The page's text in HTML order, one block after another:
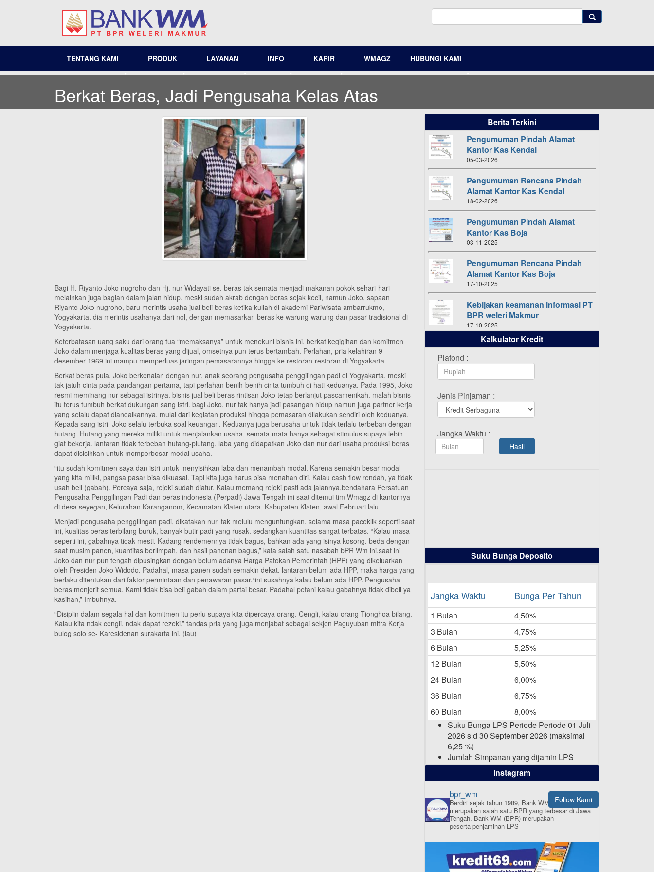
TENTANG KAMI PRODUK LAYANAN INFO KARIR WMAGZ HUBUNGI KAMI
Berkat Beras, Jadi Pengusaha Kelas Atas
Bagi H. Riyanto Joko nugroho dan Hj. nur Widayati se, beras tak semata menjadi makanan pokok sehari-hari
melainkan juga bagian dalam jalan hidup. meski sudah akrab dengan beras sejak kecil, namun Joko, sapaan
Riyanto Joko nugroho, baru merintis usaha jual beli beras ketika kuliah di akademi Pariwisata ambarrukmo,
Yogyakarta. dia merintis usahanya dari nol, dengan memasarkan beras ke warung-warung dan pasar tradisional di
Yogyakarta.
Keterbatasan uang saku dari orang tua “memaksanya” untuk menekuni bisnis ini. berkat kegigihan dan komitmen
Joko dalam menjaga kualitas beras yang dijual, omsetnya pun terus bertambah. Perlahan, pria kelahiran 9
desember 1969 ini mampu memperluas jaringan pemasarannya hingga ke restoran-restoran di Yogyakarta.
Berkat beras pula, Joko berkenalan dengan nur, anak seorang pengusaha penggilingan padi di Yogyakarta. meski
tak jatuh cinta pada pandangan pertama, tapi perlahan benih-benih cinta tumbuh di hati keduanya. Pada 1995, Joko
resmi meminang nur sebagai istrinya. bisnis jual beli beras rintisan Joko tetap berlanjut pascamenikah. malah bisnis
itu terus tumbuh berkat dukungan sang istri. bagi Joko, nur tak hanya jadi pasangan hidup namun juga partner kerja
yang selalu dapat diandalkannya. mulai dari kegiatan produksi hingga pemasaran dilakukan sendiri oleh keduanya.
Kepada sang istri, Joko selalu terbuka soal keuangan. Keduanya juga berusaha untuk tidak terlalu terbeban dengan
hutang. Hutang yang mereka miliki untuk menjalankan usaha, semata-mata hanya sebagai stimulus supaya lebih
giat bekerja. lantaran tidak terbeban hutang-piutang, laba yang didapatkan Joko dan nur dari usaha produksi beras
dapat disisihkan untuk memperbesar modal usaha.
“itu sudah komitmen saya dan istri untuk menyisihkan laba dan menambah modal. Karena semakin besar modal
yang kita miliki, pangsa pasar bisa dikuasai. Tapi kita juga harus bisa menahan diri. Kalau cash flow rendah, ya tidak
usah beli (gabah). Percaya saja, rejeki sudah diatur. Kalau memang rejeki pasti ada jalannya,bendahara Persatuan
Pengusaha Penggilingan Padi dan beras indonesia (Perpadi) Jawa Tengah ini saat ditemui tim Wmagz di kantornya
di desa seyegan, Kelurahan Karanganom, Kecamatan Klaten utara, Kabupaten Klaten, awal Februari lalu.
Menjadi pengusaha penggilingan padi, dikatakan nur, tak melulu menguntungkan. selama masa paceklik seperti saat
ini, kualitas beras terbilang buruk, banyak butir padi yang rusak. sedangkan kuantitas sangat terbatas. “Kalau masa
seperti ini, gabahnya tidak mesti. Kadang rendemennya tidak bagus, bahkan ada yang isinya kosong. beda dengan
saat musim panen, kuantitas berlimpah, dan hasil panenan bagus,” kata salah satu nasabah bPR Wm ini.saat ini
Joko dan nur pun tengah dipusingkan dengan belum adanya Harga Patokan Pemerintah (HPP) yang dikeluarkan
oleh Presiden Joko Widodo. Padahal, masa panen sudah semakin dekat. lantaran belum ada HPP, maka harga yang
berlaku ditentukan dari faktor permintaan dan penawaran pasar.“ini susahnya kalau belum ada HPP. Pengusaha
beras menjerit semua. Kami tidak bisa beli gabah dalam partai besar. Padahal petani kalau gabahnya tidak dibeli ya
kasihan,” Imbuhnya.
“Disiplin dalam segala hal dan komitmen itu perlu supaya kita dipercaya orang. Cengli, kalau orang Tionghoa bilang.
Kalau kita ndak cengli, ndak dapat rezeki,” tandas pria yang juga menjabat sebagai sekjen Paguyuban mitra Kerja
bulog solo se- Karesidenan surakarta ini. (lau)
Berita Terkini
Pengumuman Pindah Alamat
Kantor Kas Kendal
05-03-2026
Pengumuman Rencana Pindah
Alamat Kantor Kas Kendal
18-02-2026
Pengumuman Pindah Alamat
Kantor Kas Boja
03-11-2025
Pengumuman Rencana Pindah
Alamat Kantor Kas Boja
17-10-2025
Kebijakan keamanan informasi PT
BPR weleri Makmur
17-10-2025
Daftar Pemenang Undian
TAMASHA Bulan Oktober 2025
16-10-2025
TAMASHA Bulan September 2025
20-09-2025
Daftar Pemenang Undian
TAMASHA Bulan Agustus 2025
Daftar Pemenang Undian
16-06-2025
Daftar Pemenang Undian
TAMASHA Bulan Mei 2025
20-05-2025
Laporan Keuangan Berkelanjutan
06-05-2025
Daftar Pemenang Undian
TAMASHA Bulan April 2025
Pengumuman Nama Baru
Perusahaan
03-03-2025
Kalkulator Kredit
Plafond :
Jenis Pinjaman :
Jangka Waktu :
Hasil
Suku Bunga Deposito
Jangka Waktu Bunga Per Tahun
1 Bulan
4,50%
3 Bulan
4,75%
6 Bulan
5,25%
12 Bulan
5,50%
24 Bulan
6,00%
36 Bulan
6,75%
60 Bulan
8,00%
Suku Bunga LPS Periode Periode 01 Juli
2026 s.d 30 September 2026 (maksimal
6,25 %)
Jumlah Simpanan yang dijamin LPS
maksimal sampai dengan 2 Milyar Rupiah
per nasabah dalam satu bank
ISI APLIKASI SEKARANG
Instagram
Follow Kami
bpr_wm
Berdiri sejak tahun 1989, Bank WM (BPR)
merupakan salah satu BPR yang terbesar di Jawa
Tengah. Bank WM (BPR) merupakan
peserta penjaminan LPS